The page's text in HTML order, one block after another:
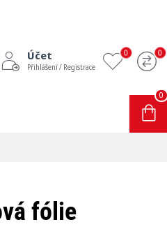
Účet
Přihlášení / Registrace
0 0
0
fólie